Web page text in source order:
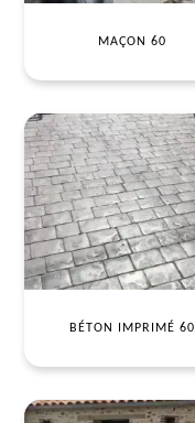
MAÇON 60
BÉTON IMPRIMÉ 60